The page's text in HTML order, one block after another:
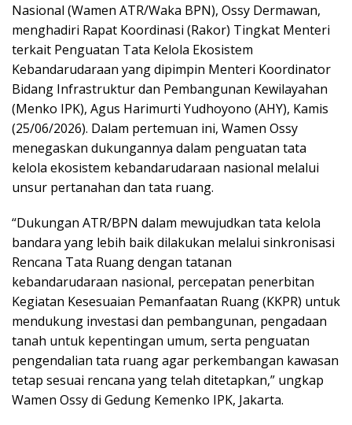
Nasional (Wamen ATR/Waka BPN), Ossy Dermawan,
menghadiri Rapat Koordinasi (Rakor) Tingkat Menteri
terkait Penguatan Tata Kelola Ekosistem
Kebandarudaraan yang dipimpin Menteri Koordinator
Bidang Infrastruktur dan Pembangunan Kewilayahan
(Menko IPK), Agus Harimurti Yudhoyono (AHY), Kamis
(25/06/2026). Dalam pertemuan ini, Wamen Ossy
menegaskan dukungannya dalam penguatan tata
kelola ekosistem kebandarudaraan nasional melalui
unsur pertanahan dan tata ruang.
“Dukungan ATR/BPN dalam mewujudkan tata kelola
bandara yang lebih baik dilakukan melalui sinkronisasi
Rencana Tata Ruang dengan tatanan
kebandarudaraan nasional, percepatan penerbitan
Kegiatan Kesesuaian Pemanfaatan Ruang (KKPR) untuk
mendukung investasi dan pembangunan, pengadaan
tanah untuk kepentingan umum, serta penguatan
pengendalian tata ruang agar perkembangan kawasan
tetap sesuai rencana yang telah ditetapkan,” ungkap
Wamen Ossy di Gedung Kemenko IPK, Jakarta.